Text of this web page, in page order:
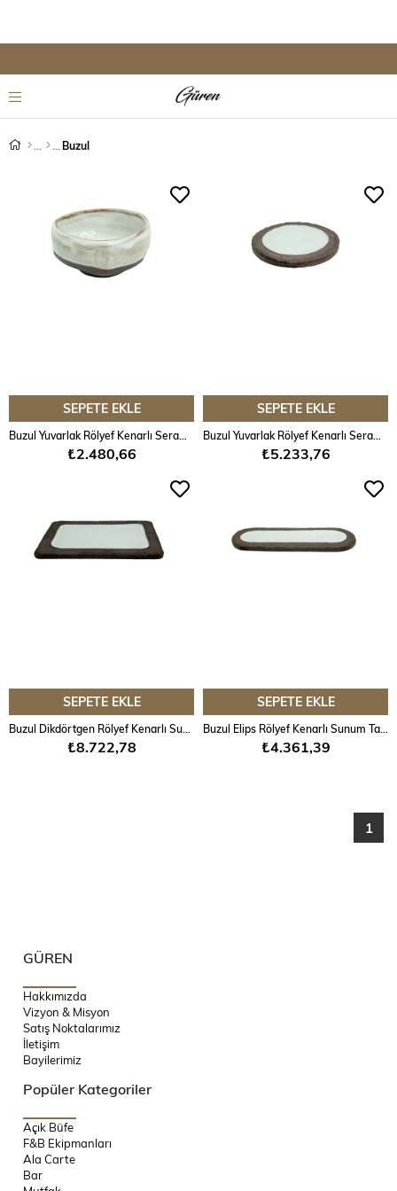
Buzul
SEPETE EKLE
₺2.480,66
SEPETE EKLE
₺5.233,76
SEPETE EKLE
Buzul Dikdörtgen Rölyef Kenarlı Sunum Tabağı
₺8.722,78
SEPETE EKLE
Buzul Elips Rölyef Kenarlı Sunum Tabağı
₺4.361,39
1
GÜREN
Hakkımızda
Vizyon & Misyon
Satış Noktalarımız
İletişim
Bayilerimiz
Popüler Kategoriler
Açık Büfe
F&B Ekipmanları
Ala Carte
Bar